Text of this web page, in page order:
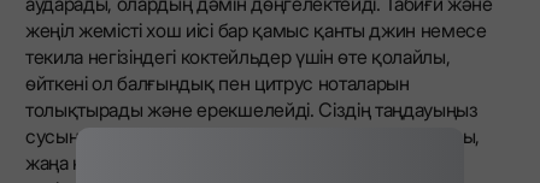
жеңіл жемісті хош иісі бар қамыс қанты джин немесе
текила негізіндегі коктейльдер үшін өте қолайлы,
өйткені ол балғындық пен цитрус ноталарын
толықтырады және ерекшелейді. Сіздің таңдауыңыз
сусынның дәмдік профилін түбегейлі өзгерте алады,
жаңа комбинацияларды жасайды және әртүрлі